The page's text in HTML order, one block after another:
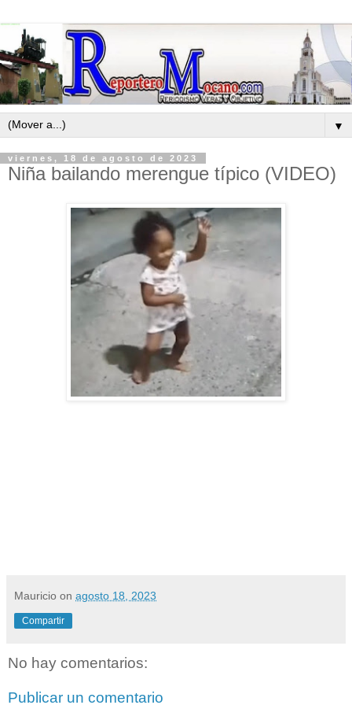
▼
viernes, 18 de agosto de 2023
Niña bailando merengue típico (VIDEO)
Mauricio on agosto 18, 2023
Compartir
No hay comentarios:
Publicar un comentario